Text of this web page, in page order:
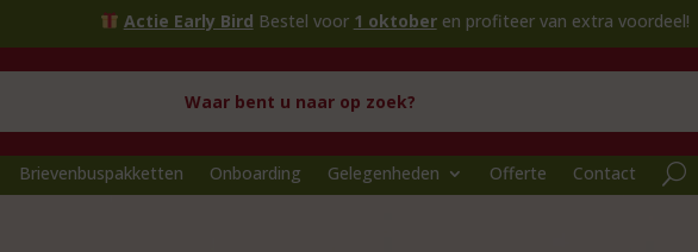
Actie Early BirdBestel voor1 oktoberen profiteer van extra voordeel!
Brievenbuspakketten Onboarding Gelegenheden Offerte Contact